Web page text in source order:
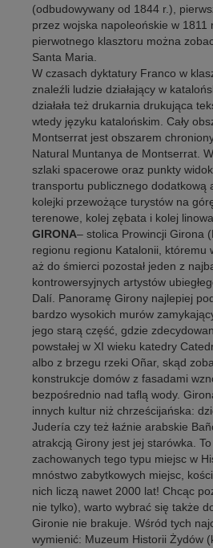
(odbudowywany od 1844 r.),
przez wojska napoleońskie w 1811
pierwotnego klasztoru można
Santa Maria.
W czasach dyktatury Franco w
znaleźli ludzie działający w
działała też drukarnia drukująca
wtedy języku katalońskim. Cały
Montserrat jest obszarem
Natural Muntanya de Montserrat.
szlaki spacerowe oraz punkty
transportu publicznego dodatkową
kolejki przewożące turystów na
terenowe, kolej zębata i kolej linowa.
GIRONA– stolica Prowincji Girona
regionu regionu Katalonii, któremu
aż do śmierci pozostał jeden z
kontrowersyjnych artystów
Dalí. Panoramę Girony najlepiej
bardzo wysokich murów
jego starą część, gdzie
powstałej w XI wieku katedry
albo z brzegu rzeki Oñar, skąd
konstrukcje domów z fasadami
bezpośrednio nad taflą wody.
innych kultur niż chrześcijańska:
Judería czy też łaźnie arabskie
atrakcją Girony jest jej starówka.
zachowanych tego typu miejsc w
mnóstwo zabytkowych miejsc,
nich liczą nawet 2000 lat! Chcąc
nie tylko), warto wybrać się także
Gironie nie brakuje. Wśród tych
wymienić: Muzeum Historii Żydów